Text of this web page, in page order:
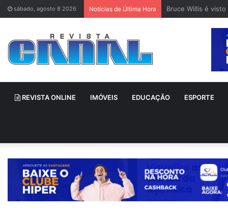
sábado, agosto 8 2026 Notícias de Última Hora Bruce Willis é
REVISTA ONLINE IMÓVEIS EDUCAÇÃO ESPORTE